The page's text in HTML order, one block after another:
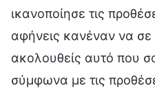
ικανοποίησε τις
αφήνεις κανέναν να σε
ακολουθείς αυτό που
σύμφωνα με τις